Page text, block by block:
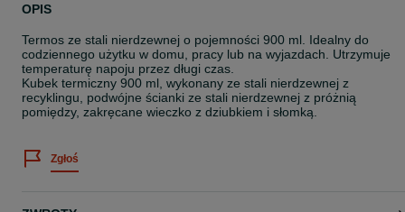
OPIS
Termos ze stali nierdzewnej o pojemności 900 ml. Idealny do
codziennego użytku w domu, pracy lub na wyjazdach. Utrzymuje
temperaturę napoju przez długi czas.
Kubek termiczny 900 ml, wykonany ze stali nierdzewnej z
recyklingu, podwójne ścianki ze stali nierdzewnej z próżnią
pomiędzy, zakręcane wieczko z dziubkiem i słomką.
Zgłoś